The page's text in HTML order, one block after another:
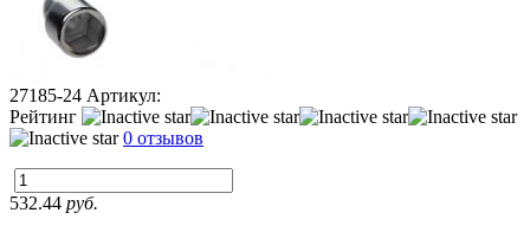
27185-24 Артикул:
Рейтинг
0 отзывов
532.44 руб.